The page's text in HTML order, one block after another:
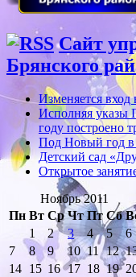
Сайт
Брянского
Изменяется
Исполняя указы
году построено
Под Новый год в
Детский сад
Открытое
Ноябрь 2011
Пн Вт Ср Чт Пт Сб
1
2 3 4 5
6
7
8 9 10 11 12
14 15 16 17 18 19